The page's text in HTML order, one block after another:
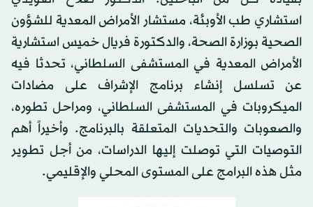
استشاري طب الأوبئة، مستشار الأمراض المعدية للشؤون
الصحية بوزارة الصحة، والدكتورة فريال خميس استشارية
الأمراض المعدية في المستشفى السلطاني، تحدثا فيه
عن تسلسل إنشاء برنامج الإشراف على مضادات
الميكروبات في المستشفى السلطاني، ومراحل تطوره،
والصعوبات والتحديات المتعلقة بالبرنامج. وأخيراً أهم
التوصيات التي توصلت إليها الدراسات، من أجل تطوير
مثل هذه البرامج على المستوى المحلي والإقليمي.